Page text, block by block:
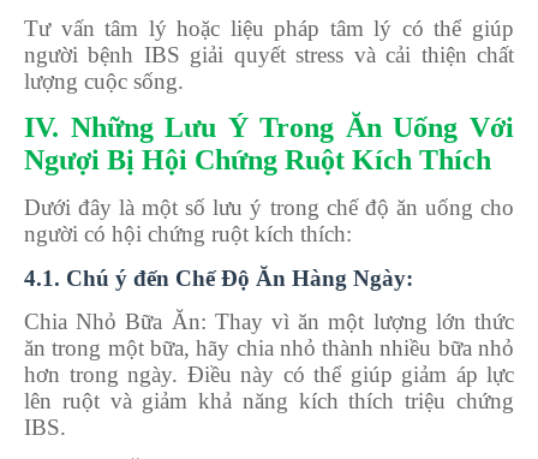
Tư vấn tâm lý hoặc liệu pháp tâm lý có thể giúp
người bệnh IBS giải quyết stress và cải thiện chất
lượng cuộc sống.
IV. Những Lưu Ý Trong Ăn Uống Với
Ngượi Bị Hội Chứng Ruột Kích Thích
Dưới đây là một số lưu ý trong chế độ ăn uống cho
người có hội chứng ruột kích thích:
4.1. Chú ý đến Chế Độ Ăn Hàng Ngày:
Chia Nhỏ Bữa Ăn: Thay vì ăn một lượng lớn thức
ăn trong một bữa, hãy chia nhỏ thành nhiều bữa nhỏ
hơn trong ngày. Điều này có thể giúp giảm áp lực
lên ruột và giảm khả năng kích thích triệu chứng
IBS.